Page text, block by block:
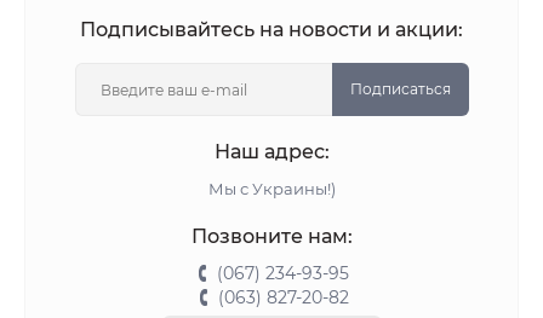
Подписывайтесь на новости и акции:
Подписаться
Наш адрес:
Мы с Украины!)
Позвоните нам:
(067) 234-93-95
(063) 827-20-82